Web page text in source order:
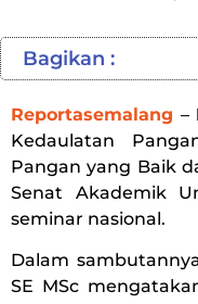
Bagikan :
Reportasemalang –
Kedaulatan
Pangan yang Baik
Senat Akademik
seminar nasional.
Dalam
SE MSc